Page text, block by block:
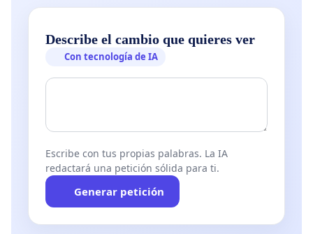
Describe el cambio que quieres ver
Con tecnología de IA
Escribe con tus propias palabras. La IA
redactará una petición sólida para ti.
Generar petición